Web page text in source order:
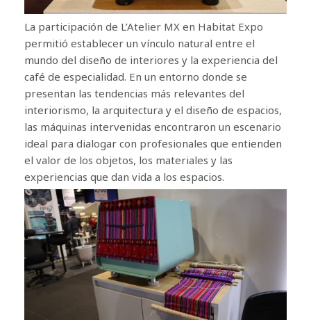
La participación de L’Atelier MX en Habitat Expo
permitió establecer un vínculo natural entre el
mundo del diseño de interiores y la experiencia del
café de especialidad. En un entorno donde se
presentan las tendencias más relevantes del
interiorismo, la arquitectura y el diseño de espacios,
las máquinas intervenidas encontraron un escenario
ideal para dialogar con profesionales que entienden
el valor de los objetos, los materiales y las
experiencias que dan vida a los espacios.